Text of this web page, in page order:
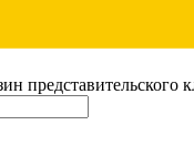
представительского